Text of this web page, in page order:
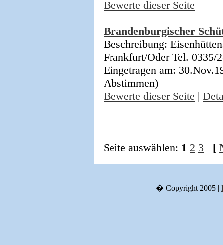
Bewerte dieser Seite
Brandenburgischer
Beschreibung:
Frankfurt/Oder Tel. 0335/
Eingetragen am:
Abstimmen)
Bewerte dieser Seite |
Seite auswählen: 1 2 3 [
� Copyright 2005 |